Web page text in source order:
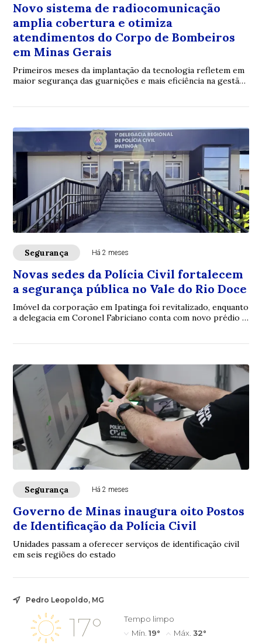
Novo sistema de radiocomunicação
amplia cobertura e otimiza
atendimentos do Corpo de Bombeiros
em Minas Gerais
Primeiros meses da implantação da tecnologia refletem em
maior segurança das guarnições e mais eficiência na gestão
Segurança Há 2 meses
Novas sedes da Polícia Civil fortalecem
a segurança pública no Vale do Rio Doce
Imóvel da corporação em Ipatinga foi revitalizado, enquanto
a delegacia em Coronel Fabriciano conta com novo prédio e
Segurança Há 2 meses
Governo de Minas inaugura oito Postos
de Identificação da Polícia Civil
Unidades passam a oferecer serviços de identificação civil
em seis regiões do estado
Pedro Leopoldo, MG
17°
Tempo limpo
Mín. 19° Máx. 32°